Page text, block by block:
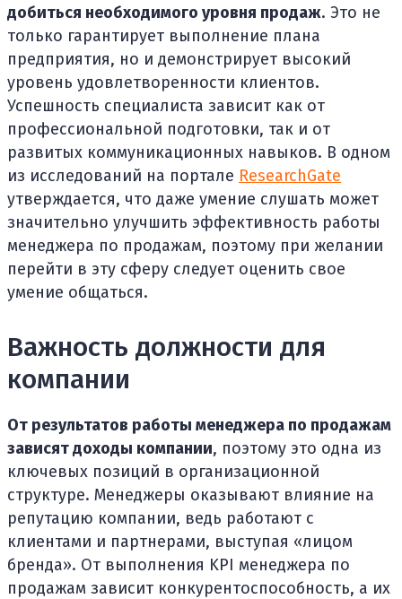
добиться необходимого уровня продаж. Это не
только гарантирует выполнение плана
предприятия, но и демонстрирует высокий
уровень удовлетворенности клиентов.
Успешность специалиста зависит как от
профессиональной подготовки, так и от
развитых коммуникационных навыков. В одном
из исследований на портале ResearchGate
утверждается, что даже умение слушать может
значительно улучшить эффективность работы
менеджера по продажам, поэтому при желании
перейти в эту сферу следует оценить свое
умение общаться.
Важность должности для
компании
От результатов работы менеджера по продажам
зависят доходы компании, поэтому это одна из
ключевых позиций в организационной
структуре. Менеджеры оказывают влияние на
репутацию компании, ведь работают с
клиентами и партнерами, выступая «лицом
бренда». От выполнения KPI менеджера по
продажам зависит конкурентоспособность, а их